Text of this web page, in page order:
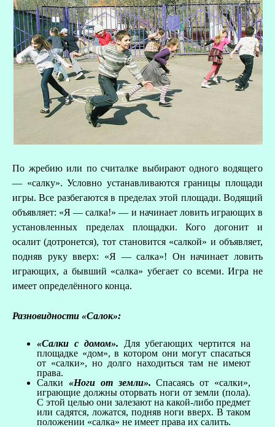
По жребию или по считалке выбирают одного водящего
— «салку». Условно устанавливаются границы площади
игры. Все разбегаются в пределах этой площади. Водящий
объявляет: «Я — салка!» — и начинает ловить играющих в
установленных пределах площадки. Кого догонит и
осалит (дотронется), тот становится «салкой» и объявляет,
подняв руку вверх: «Я — салка»! Он начинает ловить
играющих, а бывший «салка» убегает со всеми. Игра не
имеет определённого конца.
Разновидности «Салок»:
«Салки с домом». Для убегающих чертится на
площадке «дом», в котором они могут спасаться
от «салки», но долго находиться там не имеют
права.
Салки «Ноги от земли». Спасаясь от «салки»,
играющие должны оторвать ноги от земли (пола).
С этой целью они залезают на какой-либо предмет
или садятся, ложатся, подняв ноги вверх. В таком
положении «салка» не имеет права их салить.